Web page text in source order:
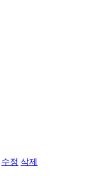
수정 삭제